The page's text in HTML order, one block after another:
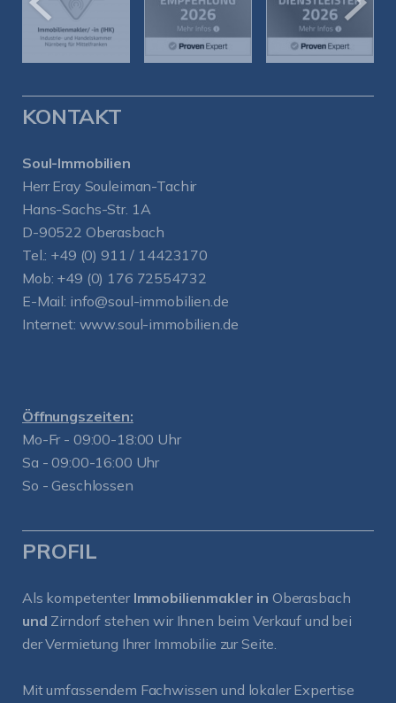
KONTAKT
Soul-Immobilien
Herr Eray Souleiman-Tachir
Hans-Sachs-Str. 1A
D-90522 Oberasbach
Tel.: +49 (0) 911 / 14423170
Mob: +49 (0) 176 72554732
E-Mail: info@soul-immobilien.de
Internet: www.soul-immobilien.de
Öffnungszeiten:
Mo-Fr - 09:00-18:00 Uhr
Sa - 09:00-16:00 Uhr
So - Geschlossen
PROFIL
Als kompetenter Immobilienmakler in Oberasbach
und Zirndorf stehen wir Ihnen beim Verkauf und bei
der Vermietung Ihrer Immobilie zur Seite.
Mit umfassendem Fachwissen und lokaler Expertise